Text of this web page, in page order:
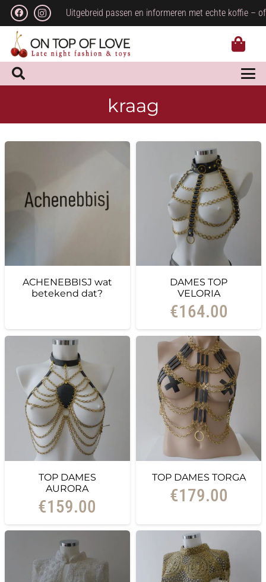
Uitgebreid passen en informeren met echte koffie –
kraag
ACHENEBBISJ wat
betekend dat?
DAMES TOP
VELORIA
€164.00
TOP DAMES
AURORA
€159.00
TOP DAMES TORGA
€179.00